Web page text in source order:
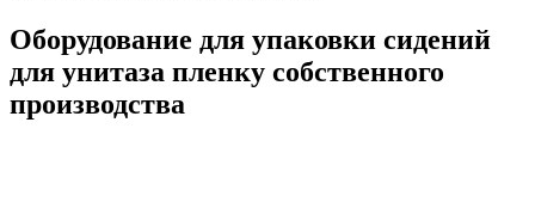
Оборудование для упаковки сидений
для унитаза пленку собственного
производства